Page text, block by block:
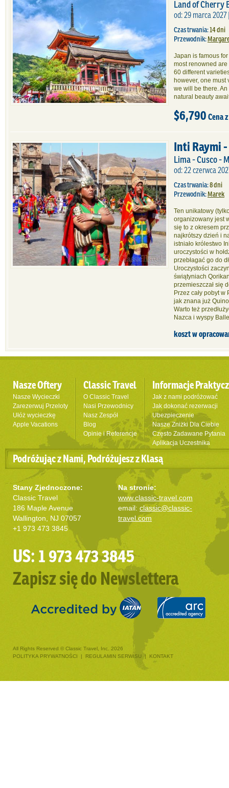
Land of Cherry
od: 29 marca
Czas trwania:14 dni
Przewodnik:
Japan is famous
most renowned
60 different
however, one
we will be there.
natural beauty
$6,790 Cena
Inti Raymi
Lima - Cusco -
od: 22 czerwca
Czas trwania:8 dni
Przewodnik:Marek
Ten unikatowy
organizowany jest
się to z okresem
najkrótszy dzień i
istniało królestwo
uroczystości w
przebłagać go do
Uroczystości
świątyniach
przemieszczał się
Przez cały pobyt
jak znana już
Warto też
Nazca i wyspy
koszt w
Nasze Oftery
Nasze Wycieczki
Zarezerwuj Przeloty
Ułóż wycieczkę
Apple Vacations
Classic Travel
O Classic Travel
Nasi Przewodnicy
Nasz Zespół
Blog
Opinie i Referencje
Informacje
Jak z nami podróżować
Jak dokonać rezerwacji
Ubezpieczenie
Nasze Zniżki Dla Ciebie
Często Zadawane Pytania
Aplikacja Uczestnika
Podróżując z Nami, Podróżujesz z Klasą
Stany Zjednoczone:
Classic Travel
186 Maple Avenue
Wallington, NJ 07057
+1 973 473 3845
Na stronie:
www.classic-travel.com
email: classic@classic-
travel.com
US: 1 973 473 3845
Zapisz się do Newslettera
All Rights Reserved © Classic Travel, Inc. 2026
POLITYKA PRYWATNOŚCI
| REGULAMIN SERWISU | KONTAKT